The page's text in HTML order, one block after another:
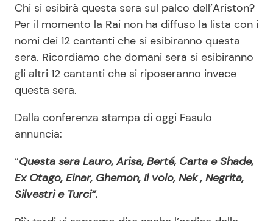
Chi si esibirà questa sera sul palco dell’Ariston?
Per il momento la Rai non ha diffuso la lista con i
nomi dei 12 cantanti che si esibiranno questa
sera. Ricordiamo che domani sera si esibiranno
gli altri 12 cantanti che si riposeranno invece
questa sera.
Dalla conferenza stampa di oggi Fasulo
annuncia:
“Questa sera Lauro, Arisa, Berté, Carta e Shade,
Ex Otago, Einar, Ghemon, Il volo, Nek , Negrita,
Silvestri e Turci“.